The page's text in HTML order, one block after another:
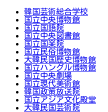
韓国芸術総合学校
国立中央博物館
国立国語院
国立中央図書館
国立国楽院
国立民俗博物館
大韓民国歴史博物館
国立ハングル博物館
国立中央劇場
国立現代美術館
韓国政策放送院
国立アジア文化殿堂
大韓民国芸術院